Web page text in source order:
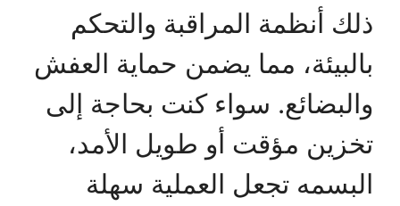
ذلك أنظمة المراقبة والتحكم
بالبيئة، مما يضمن حماية العفش
والبضائع. سواء كنت بحاجة إلى
تخزين مؤقت أو طويل الأمد،
البسمه تجعل العملية سهلة